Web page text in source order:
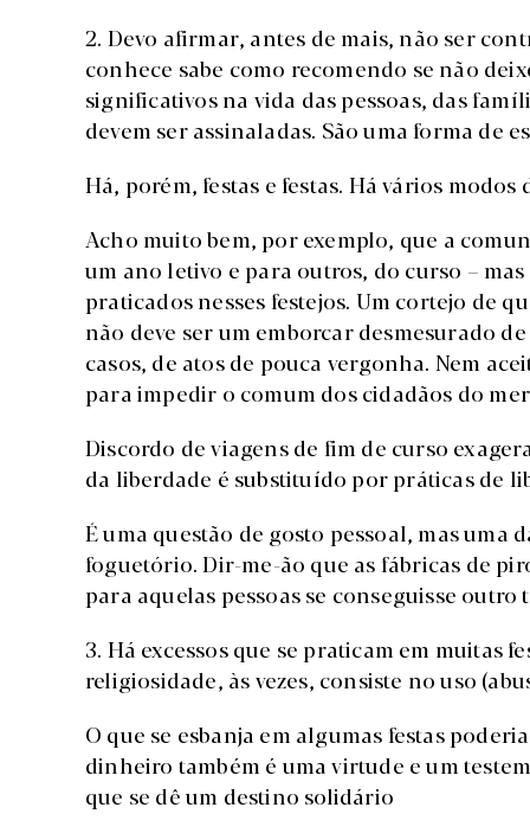
2. Devo afirmar, antes de mais, não ser
conhece sabe como recomendo se não
significativos na vida das pessoas, das
devem ser assinaladas. São uma forma de
Há, porém, festas e festas. Há vários
Acho muito bem, por exemplo, que a
um ano letivo e para outros, do curso –
praticados nesses festejos. Um cortejo de
não deve ser um emborcar desmesurado
casos, de atos de pouca vergonha. Nem
para impedir o comum dos cidadãos do
Discordo de viagens de fim de curso
da liberdade é substituído por práticas de
É uma questão de gosto pessoal, mas uma
foguetório. Dir-me-ão que as fábricas de
para aquelas pessoas se conseguisse
3. Há excessos que se praticam em muitas
religiosidade, às vezes, consiste no uso
O que se esbanja em algumas festas
dinheiro também é uma virtude e um
que se dê um destino solidário